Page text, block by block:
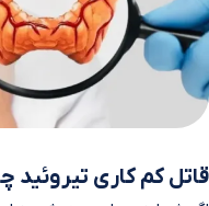
قاتل کم کاری